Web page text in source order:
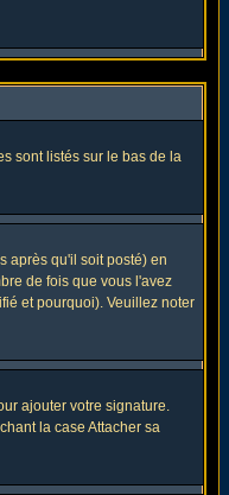
sont listés sur le bas de la
après qu'il soit posté) en
de fois que vous l'avez
et pourquoi). Veuillez noter
ajouter votre signature.
la case Attacher sa